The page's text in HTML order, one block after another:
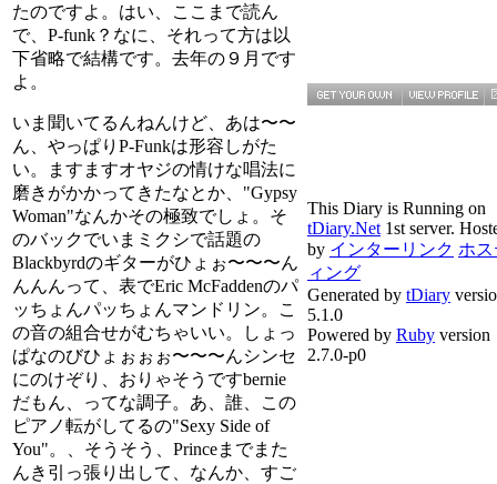
たのですよ。はい、ここまで読ん
で、P-funk？なに、それって方は以
下省略で結構です。去年の９月です
よ。
いま聞いてるんねんけど、あは〜〜
ん、やっぱりP-Funkは形容しがた
い。ますますオヤジの情けな唱法に
磨きがかかってきたなとか、"Gypsy
Woman"なんかその極致でしょ。そ
のバックでいまミクシで話題の
Blackbyrdのギターがひょぉ〜〜〜ん
んんんって、表でEric McFaddenのパ
ッちょんパッちょんマンドリン。こ
の音の組合せがむちゃいい。しょっ
ぱなのびひょぉぉぉ〜〜〜んシンセ
にのけぞり、おりゃそうですbernie
だもん、ってな調子。あ、誰、この
ピアノ転がしてるの"Sexy Side of
You"。、そうそう、Princeまでまた
んき引っ張り出して、なんか、すご
This Diary is Running on
tDiary.Net 1st server.
by インターリンク ホ
ィング
Generated by tDiary
5.1.0
Powered by Ruby version
2.7.0-p0